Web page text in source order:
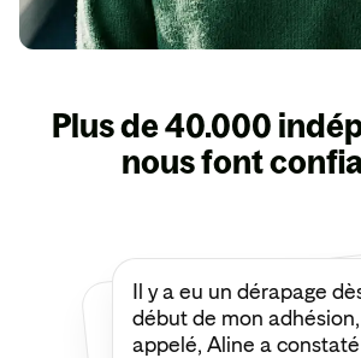
Plus de 40.000
nous font
Je tiens à remercier
d'Insify d’avoir
de mes demandes
en charge les
compliquées et
délicates. Grâce
l’assureur a fini par
Il y a eu un dérapage
début de mon
appelé, Aline a